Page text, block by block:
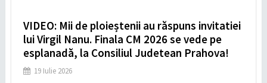
VIDEO: Mii de ploieștenii au răspuns invitatiei
lui Virgil Nanu. Finala CM 2026 se vede pe
esplanadă, la Consiliul Judetean Prahova!
19 Iulie 2026